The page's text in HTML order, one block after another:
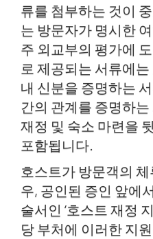
류를 첨부하는 것이
는 방문자가 명시한
주 외교부의 평가에
로 제공되는 서류에
내 신분을 증명하는
간의 관계를 증명하
재정 및 숙소 마련을
포함됩니다.
호스트가 방문객의
우, 공인된 증인 앞에
술서인 ‘호스트 재정
당 부처에 이러한 지